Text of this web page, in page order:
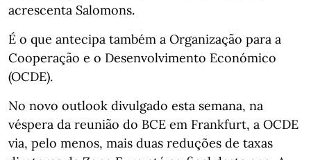
acrescenta Salomons.
É o que antecipa também a Organização para a
Cooperação e o Desenvolvimento Económico
(OCDE).
No novo outlook divulgado esta semana, na
véspera da reunião do BCE em Frankfurt, a OCDE
via, pelo menos, mais duas reduções de taxas